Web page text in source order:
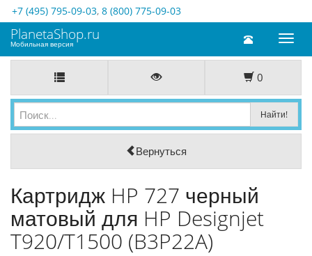
+7 (495) 795-09-03, 8 (800) 775-09-03
Toggle
PlanetaShop.ru
Мобильная версия
0
Вернуться
Картридж HP 727 черный
матовый для HP Designjet
T920/T1500 (B3P22A)